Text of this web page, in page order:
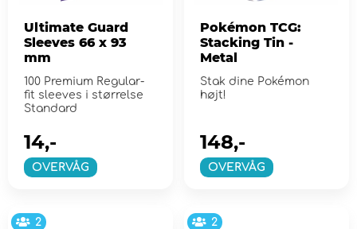
Ultimate Guard
Sleeves 66 x 93
mm
100 Premium Regular-
fit sleeves i størrelse
Standard
OVERVÅG
14,-
Pokémon TCG:
Stacking Tin -
Metal
Stak dine Pokémon
højt!
OVERVÅG
148,-
2 2